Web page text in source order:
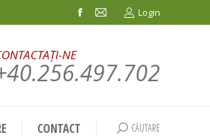
Facebook
in
window
Mail
in
window
Login
NE
CONTACT Search:
CĂUTARE